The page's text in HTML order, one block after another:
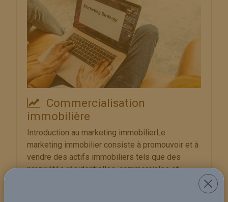
Commercialisation
immobilière
Introduction au marketing immobilierLe
marketing immobilier consiste à promouvoir et à
vendre des actifs immobiliers tels que des
propriétés résidentielles, commerciales et